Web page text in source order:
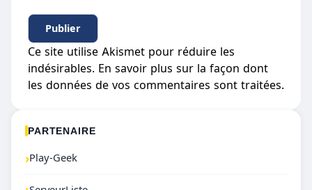
Ce site utilise Akismet pour réduire les
indésirables. En savoir plus sur la façon dont
les données de vos commentaires sont traitées.
PARTENAIRE
›Play-Geek